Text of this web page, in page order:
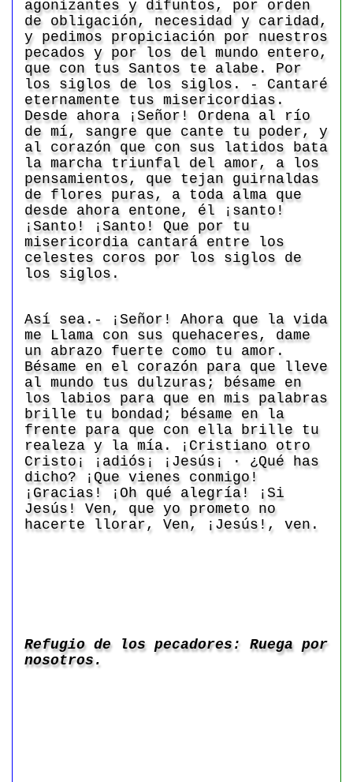
agonizantes y difuntos, por orden
de obligación, necesidad y caridad,
y pedimos propiciación por nuestros
pecados y por los del mundo entero,
que con tus Santos te alabe. Por
los siglos de los siglos. - Cantaré
eternamente tus misericordias.
Desde ahora ¡Señor! Ordena al río
de mí, sangre que cante tu poder, y
al corazón que con sus latidos bata
la marcha triunfal del amor, a los
pensamientos, que tejan guirnaldas
de flores puras, a toda alma que
desde ahora entone, él ¡santo!
¡Santo! ¡Santo! Que por tu
misericordia cantará entre los
celestes coros por los siglos de
los siglos.
Así sea.- ¡Señor! Ahora que la vida
me Llama con sus quehaceres, dame
un abrazo fuerte como tu amor.
Bésame en el corazón para que lleve
al mundo tus dulzuras; bésame en
los labios para que en mis palabras
brille tu bondad; bésame en la
frente para que con ella brille tu
realeza y la mía. ¡Cristiano otro
Cristo¡ ¡adiós¡ ¡Jesús¡ · ¿Qué has
dicho? ¡Que vienes conmigo!
¡Gracias! ¡Oh qué alegría! ¡Si
Jesús! Ven, que yo prometo no
hacerte llorar, Ven, ¡Jesús!, ven.
Refugio de los pecadores: Ruega por
nosotros.